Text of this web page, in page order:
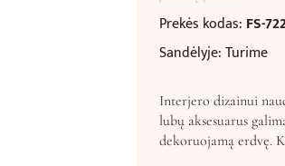
Prekės kodas: FS-
Sandėlyje: Turime
Interjero dizainui
lubų aksesuarus
dekoruojamą erdvę.